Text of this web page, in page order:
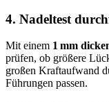
4. Nadeltest
Mit einem 1 mm
prüfen, ob größere
großen Kraftaufwand
Führungen passen.